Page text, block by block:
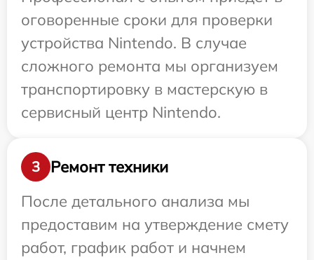
оговоренные сроки для проверки
устройства Nintendo. В случае
сложного ремонта мы организуем
транспортировку в мастерскую в
сервисный центр Nintendo.
3
Ремонт техники
После детального анализа мы
предоставим на утверждение смету
работ, график работ и начнем